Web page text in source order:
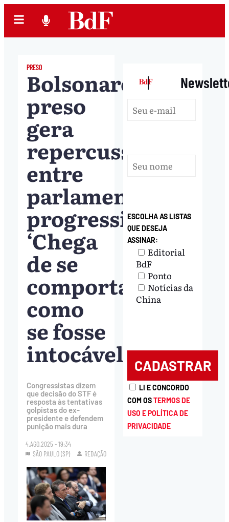
PRESO
Bolsonaro
preso
gera
repercussão
entre
parlamentares
progressistas:
‘Chega
de se
comportar
como
se fosse
intocável’
Congressistas dizem
que decisão do STF é
resposta às tentativas
golpistas do ex-
presidente e defendem
punição mais dura
4.AGO.2025 - 19:34
SÃO PAULO (SP)
REDAÇÃO
|
ESCOLHA AS LISTAS
QUE DESEJA
ASSINAR:
Editorial
BdF
Ponto
Notícias da
China
LI E CONCORDO
COM OSTERMOS DE
USO E POLÍTICA DE
PRIVACIDADE